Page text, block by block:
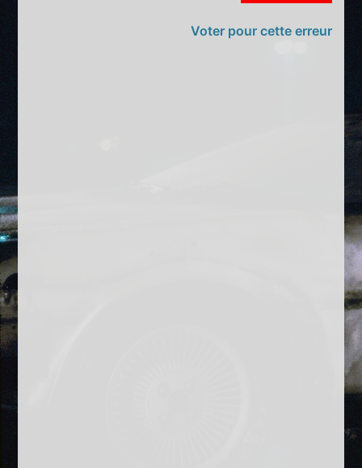
Voter pour cette erreur